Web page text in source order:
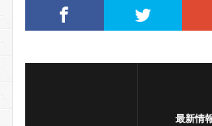
最新情